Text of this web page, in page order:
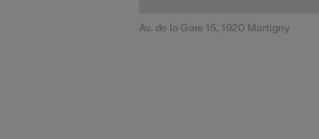
Av. de la Gare 15, 1920 Martigny